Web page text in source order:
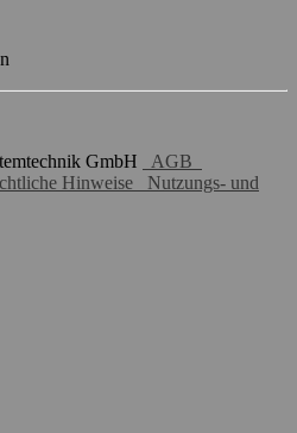
GmbH
AGB
Hinweise
Nutzungs- und